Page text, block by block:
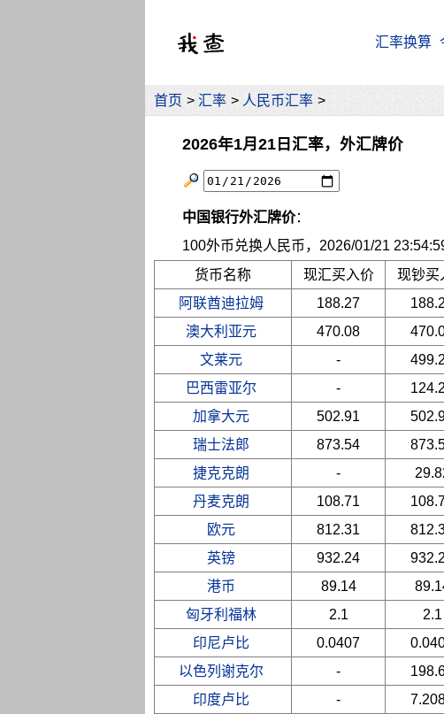
汇率换算
首页 > 汇率 > 人民币汇率 >
2026年1月21日汇率，外汇牌价
中国银行外汇牌价：
100外币兑换人民币，2026/01/21 23:54:59
货币名称
现汇买入价 现钞买
阿联酋迪拉姆
188.27
澳大利亚元
470.08
文莱元
-
巴西雷亚尔
-
加拿大元
502.91
瑞士法郎
873.54
捷克克朗
-
丹麦克朗
108.71
欧元
812.31
英镑
932.24
港币
89.14
匈牙利福林
2.1 2.1
印尼卢比
0.0407
以色列谢克尔
-
印度卢比
-